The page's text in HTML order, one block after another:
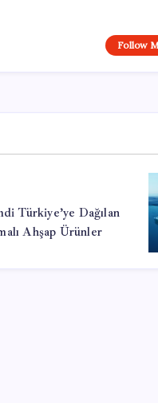
Follow
Türkiye’ye Dağılan
Ahşap Ürünler